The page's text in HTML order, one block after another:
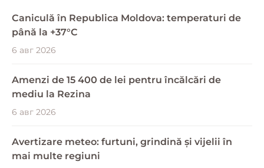
Caniculă în Republica Moldova: temperaturi de
până la +37°C
6 авг 2026
Amenzi de 15 400 de lei pentru încălcări de
mediu la Rezina
6 авг 2026
Avertizare meteo: furtuni, grindină și vijelii în
mai multe regiuni